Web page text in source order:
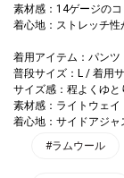
素材感：14ゲージのコ
着心地：ストレッチ性
着用アイテム：パンツ
普段サイズ：L / 着用
サイズ感：程よくゆと
素材感：ライトウェイ
着心地：サイドアジャ
#ラムウール